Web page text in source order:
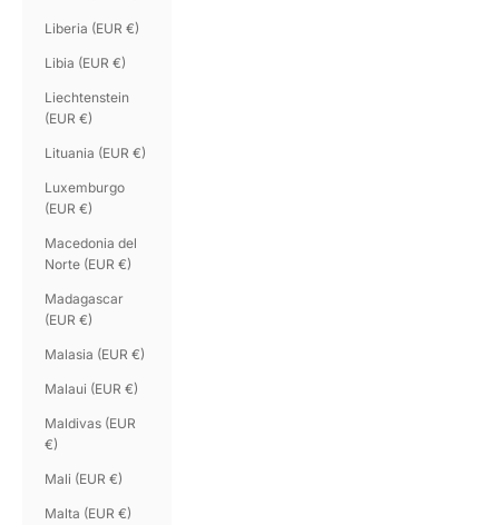
Liberia (EUR €)
Libia (EUR €)
Liechtenstein
(EUR €)
Lituania (EUR €)
Luxemburgo
(EUR €)
Macedonia del
Norte (EUR €)
Madagascar
(EUR €)
Malasia (EUR €)
Malaui (EUR €)
Maldivas (EUR
€)
Mali (EUR €)
Malta (EUR €)